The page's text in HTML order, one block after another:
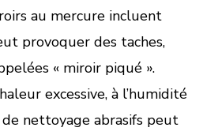
au mercure incluent
provoquer des taches,
« miroir piqué ».
excessive, à l’humidité
nettoyage abrasifs peut